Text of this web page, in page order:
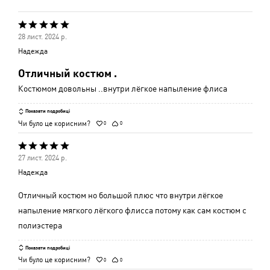
Оцінено
5
5
28 лист. 2024 р.
Надежда
Отличный костюм .
Костюмом довольны ..внутри лёгкое напыление флиса
Показати подробиці
Чи було це корисним? 0 0
Оцінено
5
5
27 лист. 2024 р.
Надежда
Отличный костюм но большой плюс что внутри лёгкое
напыление мягкого лёгкого флисса потому как сам костюм с
полиэстера
Показати подробиці
Чи було це корисним? 0 0